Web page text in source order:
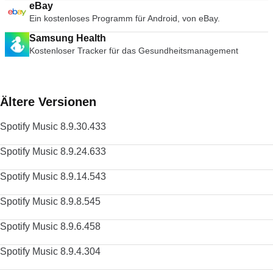
eBay
Ein kostenloses Programm für Android, von eBay.
Samsung Health
Kostenloser Tracker für das Gesundheitsmanagement
Ältere Versionen
Spotify Music 8.9.30.433
Spotify Music 8.9.24.633
Spotify Music 8.9.14.543
Spotify Music 8.9.8.545
Spotify Music 8.9.6.458
Spotify Music 8.9.4.304